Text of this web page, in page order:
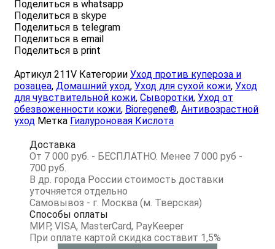
Поделиться в whatsapp
Поделиться в skype
Поделиться в telegram
Поделиться в email
Поделиться в print
Артикул 211V Категории Уход против купероза и
розацеа, Домашний уход, Уход для сухой кожи, Уход
для чувствительной кожи, Сыворотки, Уход от
обезвоженности кожи, Bioregene®, Антивозрастной
уход Метка Гиалуроновая Кислота
Доставка
От 7 000 руб. - БЕСПЛАТНО. Менее 7 000 руб -
700 руб.
В др. города России стоимость доставки
уточняется отдельно
Самовывоз - г. Москва (м. Тверская)
Способы оплаты
МИР, VISA, MasterCard, PayKeeper
При оплате картой скидка составит 1,5%